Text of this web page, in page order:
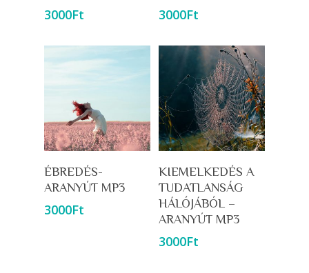
3000Ft 3000Ft
Kosárba Teszem
ÉBREDÉS-
ARANYÚT MP3
3000Ft
Kosárba Teszem
KIEMELKEDÉS A
TUDATLANSÁG
HÁLÓJÁBÓL –
ARANYÚT MP3
3000Ft